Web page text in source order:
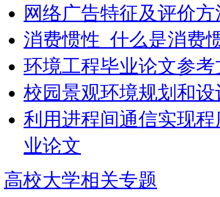
网络广告特征及评价
消费惯性_什么是消费
环境工程毕业论文参
校园景观环境规划和
利用进程间通信实现
业论文
高校大学相关专题